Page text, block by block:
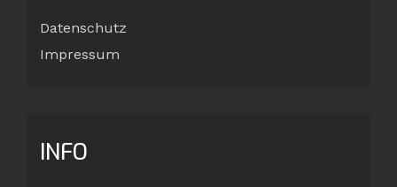
Datenschutz
Impressum
INFO